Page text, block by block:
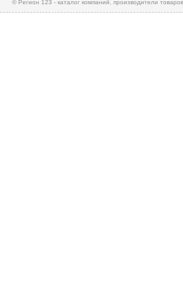
© Регион 123 - каталог компаний, производители